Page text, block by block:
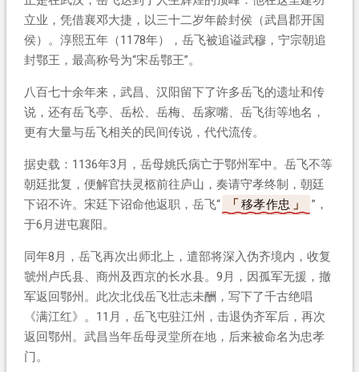
立业，凭借襄邓大捷，以三十二岁年龄封侯（武昌郡开国
侯）。淳熙五年（1178年），岳飞被追谥武穆，宁宗朝追
封鄂王，最高称号为“宋岳鄂王”。
八百七十余年来，武昌、汉阳留下了许多岳飞的遗址和传
说，还有岳飞亭、岳松、岳梅、岳家嘴、岳飞街等地名，
更有大量与岳飞相关的民间传说，代代流传。
据史载：1136年3月，岳母姚氏病亡于鄂州军中。岳飞不等
朝廷批复，便解官扶灵柩前往庐山，奏请守孝终制，朝廷
下诏不许。宋廷下诏命他返职，岳飞“
移孝作忠
”，
于6月进屯襄阳。
同年8月，岳飞再次出师北上，遣部将深入伪齐境内，收复
虢州卢氏县、商州及西京的长水县。9月，因孤军无援，撤
军返回鄂州。此次北伐岳飞壮志未酬，写下了千古绝唱
《满江红》。11月，岳飞屯驻江州，击退伪齐军后，再次
返回鄂州。武昌当年岳母灵堂所在地，后来被命名为忠孝
门。